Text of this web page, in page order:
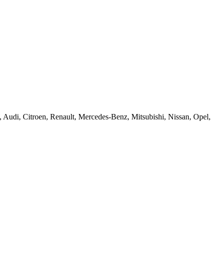
Citroen, Renault, Mercedes-Benz, Mitsubishi, Nissan, Opel,